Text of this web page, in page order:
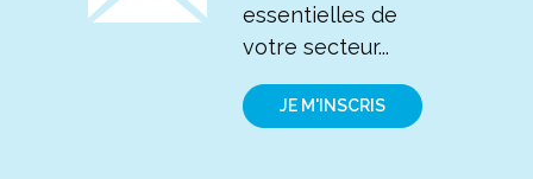
essentielles de
votre secteur...
JE M'INSCRIS